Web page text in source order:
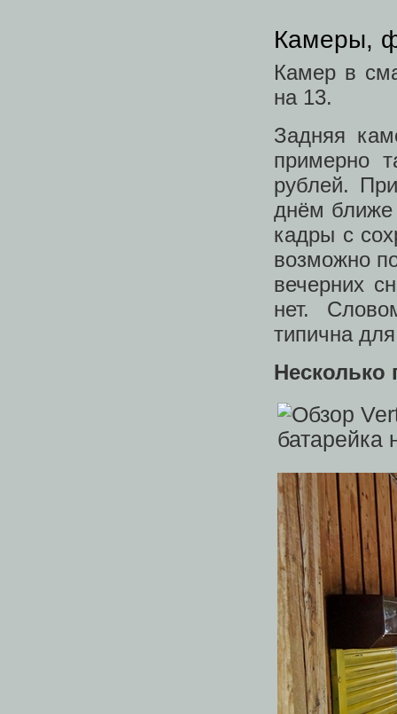
Камеры,
Камер в
на 13.
Задняя
примерно
рублей.
днём ближе
кадры с
возможно
вечерних
нет.
типична